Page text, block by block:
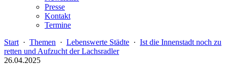
Presse
Kontakt
Termine
Start · Themen · Lebenswerte Städte · Ist die Innenstadt noch zu
retten und Aufzucht der Lachsradler
26.04.2025